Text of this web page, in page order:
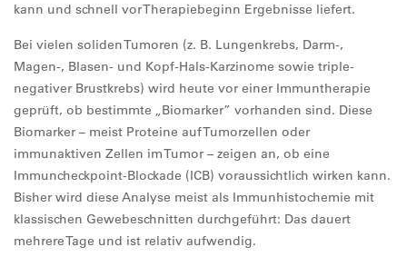
kann und schnell vor Therapiebeginn Ergebnisse liefert.
Bei vielen soliden Tumoren (z. B. Lungenkrebs, Darm-,
Magen-, Blasen- und Kopf-Hals-Karzinome sowie triple-
negativer Brustkrebs) wird heute vor einer Immuntherapie
geprüft, ob bestimmte „Biomarker” vorhanden sind. Diese
Biomarker – meist Proteine auf Tumorzellen oder
immunaktiven Zellen im Tumor – zeigen an, ob eine
Immuncheckpoint-Blockade (ICB) voraussichtlich wirken kann.
Bisher wird diese Analyse meist als Immunhistochemie mit
klassischen Gewebeschnitten durchgeführt: Das dauert
mehrere Tage und ist relativ aufwendig.